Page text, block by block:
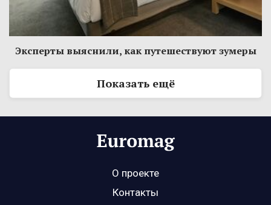
Эксперты выяснили, как путешествуют зумеры
Показать ещё
О проекте
Контакты